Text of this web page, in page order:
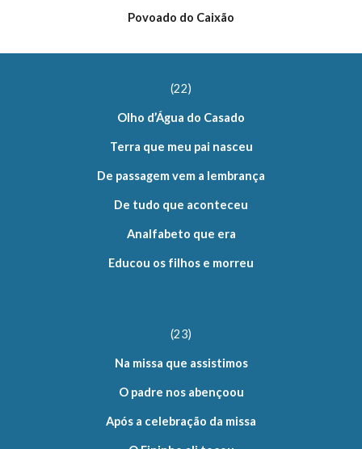
Povoado do Caixão
(22)
Olho d’Água do Casado
Terra que meu pai nasceu
De passagem vem a lembrança
De tudo que aconteceu
Analfabeto que era
Educou os filhos e morreu
(23)
Na missa que assistimos
O padre nos abençoou
Após a celebração da missa